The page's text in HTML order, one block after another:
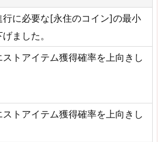
行に必要な[永住のコイン]の最小
ました。
トアイテム獲得確率を上向きし
トアイテム獲得確率を上向きし